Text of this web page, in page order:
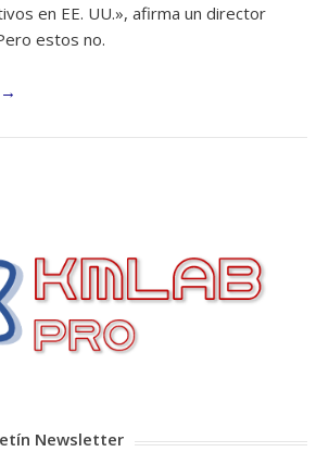
en EE. UU.», afirma un director
estos no.
→
Newsletter